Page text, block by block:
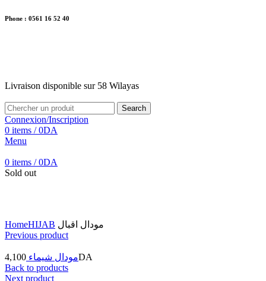
Phone : 0561 16 52 40
Livraison disponible sur 58 Wilayas
Search
Connexion/Inscription
0 items / 0DA
Menu
0 items / 0DA
Sold out
HomeHIJAB مودال اقبال
Previous product
مودال شيماء 4,100
DA
Back to products
Next product